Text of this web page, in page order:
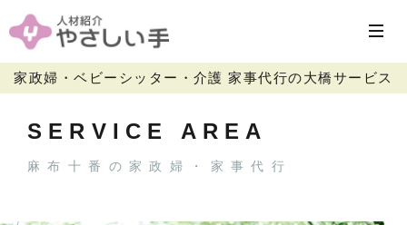
家政婦・ベビーシッター・介護 家事代行の大橋サービス
SERVICE AREA
麻布十番の家政婦・家事代行